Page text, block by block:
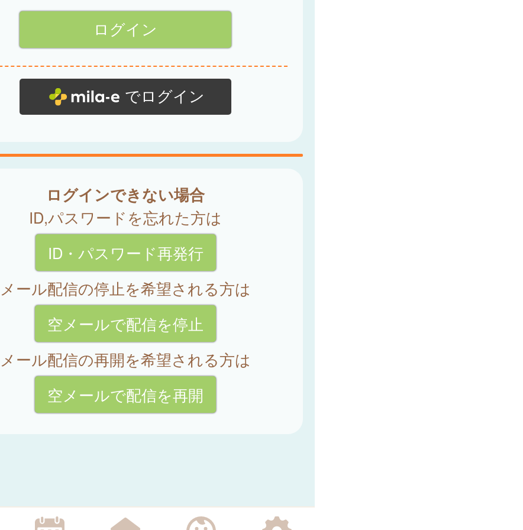
でログイン
ログインできない場合
ID,パスワードを忘れた方は
ID・パスワード再発行
メール配信の停止を希望される方は
空メールで配信を停止
メール配信の再開を希望される方は
空メールで配信を再開